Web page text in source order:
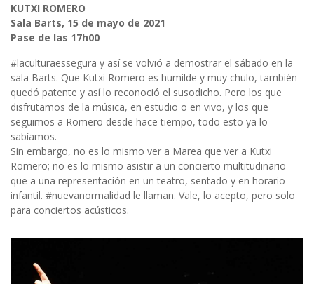
KUTXI ROMERO
Sala Barts, 15 de mayo de 2021
Pase de las 17h00
#laculturaessegura y así se volvió a demostrar el sábado en la
sala Barts. Que Kutxi Romero es humilde y muy chulo, también
quedó patente y así lo reconoció el susodicho. Pero los que
disfrutamos de la música, en estudio o en vivo, y los que
seguimos a Romero desde hace tiempo, todo esto ya lo
sabíamos.
Sin embargo, no es lo mismo ver a Marea que ver a Kutxi
Romero; no es lo mismo asistir a un concierto multitudinario
que a una representación en un teatro, sentado y en horario
infantil. #nuevanormalidad le llaman. Vale, lo acepto, pero solo
para conciertos acústicos.